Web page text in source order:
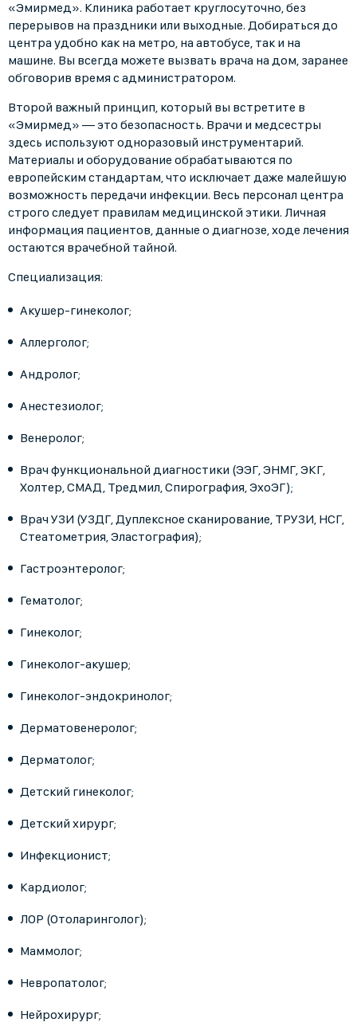
«Эмирмед». Клиника работает круглосуточно, без
перерывов на праздники или выходные. Добираться до
центра удобно как на метро, на автобусе, так и на
машине. Вы всегда можете вызвать врача на дом, заранее
обговорив время с администратором.
Второй важный принцип, который вы встретите в
«Эмирмед» — это безопасность. Врачи и медсестры
здесь используют одноразовый инструментарий.
Материалы и оборудование обрабатываются по
европейским стандартам, что исключает даже малейшую
возможность передачи инфекции. Весь персонал центра
строго следует правилам медицинской этики. Личная
информация пациентов, данные о диагнозе, ходе лечения
остаются врачебной тайной.
Специализация:
Акушер-гинеколог;
Аллерголог;
Андролог;
Анестезиолог;
Венеролог;
Врач функциональной диагностики (ЭЭГ, ЭНМГ, ЭКГ,
Холтер, СМАД, Тредмил, Спирография, ЭхоЭГ);
Врач УЗИ (УЗДГ, Дуплексное сканирование, ТРУЗИ, НСГ,
Стеатометрия, Эластография);
Гастроэнтеролог;
Гематолог;
Гинеколог;
Гинеколог-акушер;
Гинеколог-эндокринолог;
Дерматовенеролог;
Дерматолог;
Детский гинеколог;
Детский хирург;
Инфекционист;
Кардиолог;
ЛОР (Отоларинголог);
Маммолог;
Невропатолог;
Нейрохирург;